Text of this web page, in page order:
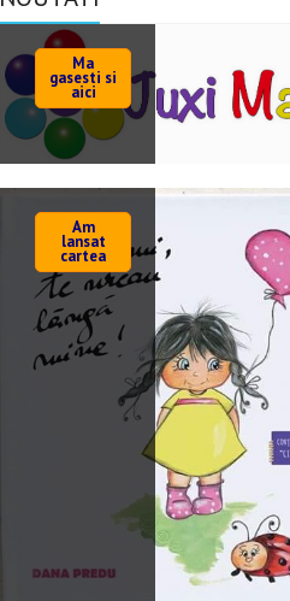
Ma
gasesti si
aici
Am
lansat
cartea